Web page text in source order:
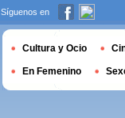
Síguenos en
Cultura y Ocio
En Femenino